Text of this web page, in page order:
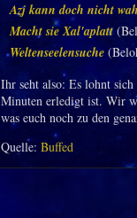
Azj kann doch nicht
Macht sie Xal'aplatt
Weltenseelensuche
Ihr seht also: Es lohnt
Minuten erledigt ist. Wir
was euch noch zu den
Quelle: Buffed